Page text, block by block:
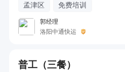
孟津区 免费培训
郭经理
洛阳中通快运
普工（三餐）